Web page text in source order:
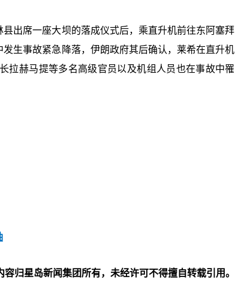
出席一座大坝的落成仪式后，乘直升机前往东阿塞拜
生事故紧急降落，伊朗政府其后确认，莱希在直升机
拉赫马提等多名高级官员以及机组人员也在事故中罹
容归星岛新闻集团所有，未经许可不得擅自转载引用。